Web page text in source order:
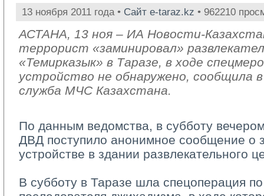
13 ноября 2011 года • Сайт e-taraz.kz • 962210
АСТАНА, 13 ноя – ИА Новости-
террорист «заминировал»
«Темирказык» в Таразе, в ходе
устройство не обнаружено, сообщила в
служба МЧС Казахстана.
По данным ведомства, в субботу
ДВД поступило анонимное сообщение о
устройстве в здании развлекательного
В субботу в Таразе шла спецоперация